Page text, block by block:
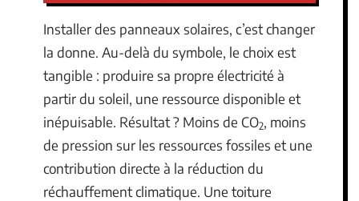
Installer des panneaux solaires, c’est changer
la donne. Au-delà du symbole, le choix est
tangible : produire sa propre électricité à
partir du soleil, une ressource disponible et
inépuisable. Résultat ? Moins de CO2, moins
de pression sur les ressources fossiles et une
contribution directe à la réduction du
réchauffement climatique. Une toiture